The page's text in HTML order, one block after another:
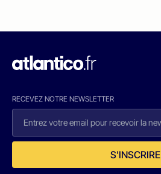
RECEVEZ NOTRE NEWSLETTER
S'INSCRIRE